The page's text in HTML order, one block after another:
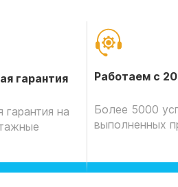
гарантия
гарантия на
Работаем с
Более 5000
выполненных